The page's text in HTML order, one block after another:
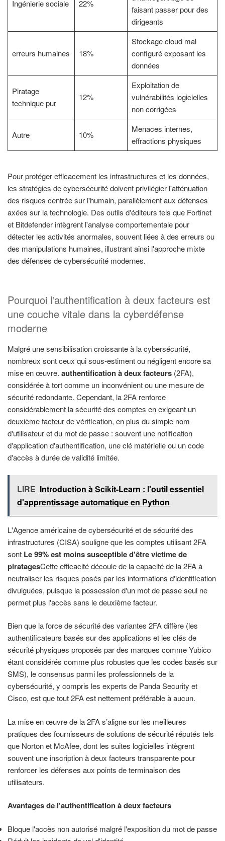
Ingénierie sociale 22%
faisant passer pour des
dirigeants
erreurs humaines 18%
Stockage cloud mal
configuré exposant les
données
Piratage
technique pur
12%
Exploitation de
vulnérabilités logicielles
non corrigées
Autre 10%
Menaces internes,
effractions physiques
Pour protéger efficacement les infrastructures et les données,
les stratégies de cybersécurité doivent privilégier l'atténuation
des risques centrée sur l'humain, parallèlement aux défenses
axées sur la technologie. Des outils d'éditeurs tels que Fortinet
et Bitdefender intègrent l'analyse comportementale pour
détecter les activités anormales, souvent liées à des erreurs ou
des manipulations humaines, illustrant ainsi l'approche mixte
des défenses de cybersécurité modernes.
Pourquoi l'authentification à deux facteurs est
une couche vitale dans la cyberdéfense
moderne
Malgré une sensibilisation croissante à la cybersécurité,
nombreux sont ceux qui sous-estiment ou négligent encore sa
mise en œuvre. authentification à deux facteurs (2FA),
considérée à tort comme un inconvénient ou une mesure de
sécurité redondante. Cependant, la 2FA renforce
considérablement la sécurité des comptes en exigeant un
deuxième facteur de vérification, en plus du simple nom
d'utilisateur et du mot de passe : souvent une notification
d'application d'authentification, une clé matérielle ou un code
d'accès à durée de validité limitée.
LIRE Introduction à Scikit-Learn : l'outil essentiel
d'apprentissage automatique en Python
L'Agence américaine de cybersécurité et de sécurité des
infrastructures (CISA) souligne que les comptes utilisant 2FA
sont Le 99% est moins susceptible d'être victime de
piratagesCette efficacité découle de la capacité de la 2FA à
neutraliser les risques posés par les informations d'identification
divulguées, puisque la possession d'un mot de passe seul ne
permet plus l'accès sans le deuxième facteur.
Bien que la force de sécurité des variantes 2FA diffère (les
authentificateurs basés sur des applications et les clés de
sécurité physiques proposés par des marques comme Yubico
étant considérés comme plus robustes que les codes basés sur
SMS), le consensus parmi les professionnels de la
cybersécurité, y compris les experts de Panda Security et
Cisco, est que tout 2FA est nettement préférable à aucun.
La mise en œuvre de la 2FA s’aligne sur les meilleures
pratiques des fournisseurs de solutions de sécurité réputés tels
que Norton et McAfee, dont les suites logicielles intègrent
souvent une inscription à deux facteurs transparente pour
renforcer les défenses aux points de terminaison des
utilisateurs.
Avantages de l'authentification à deux facteurs
Bloque l'accès non autorisé malgré l'exposition du mot de passe